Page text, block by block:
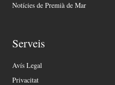
Notícies de Premià de Mar
Serveis
Avís Legal
Privacitat